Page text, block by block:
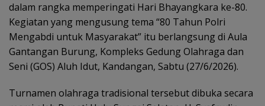
dalam rangka memperingati Hari Bhayangkara ke-80.
Kegiatan yang mengusung tema “80 Tahun Polri
Mengabdi untuk Masyarakat” itu berlangsung di Aula
Gantangan Burung, Kompleks Gedung Olahraga dan
Seni (GOS) Aluh Idut, Kandangan, Sabtu (27/6/2026).
Turnamen olahraga tradisional tersebut dibuka secara